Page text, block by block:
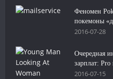
Феномен
покемоны
2016-07-28
Очередная
зарплат:
2016-07-15